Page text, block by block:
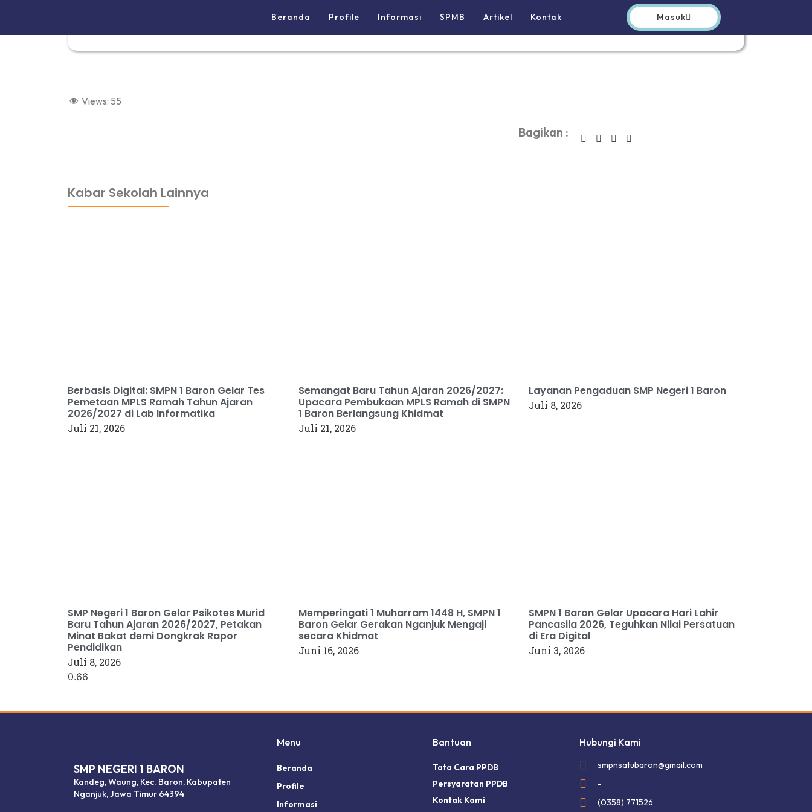
Beranda Profile Informasi SPMB Artikel Kontak Masuk
Views: 55
Bagikan :
Kabar Sekolah Lainnya
Berbasis Digital: SMPN 1 Baron Gelar Tes
Pemetaan MPLS Ramah Tahun Ajaran
2026/2027 di Lab Informatika
Juli 21, 2026
Semangat Baru Tahun Ajaran 2026/2027:
Upacara Pembukaan MPLS Ramah di SMPN
1 Baron Berlangsung Khidmat
Juli 21, 2026
Layanan Pengaduan SMP Negeri 1 Baron
Juli 8, 2026
SMP Negeri 1 Baron Gelar Psikotes Murid
Baru Tahun Ajaran 2026/2027, Petakan
Minat Bakat demi Dongkrak Rapor
Pendidikan
Juli 8, 2026
Memperingati 1 Muharram 1448 H, SMPN 1
Baron Gelar Gerakan Nganjuk Mengaji
secara Khidmat
Juni 16, 2026
SMPN 1 Baron Gelar Upacara Hari Lahir
Pancasila 2026, Teguhkan Nilai Persatuan
di Era Digital
Juni 3, 2026
SMP NEGERI 1 BARON
Kandeg, Waung, Kec. Baron, Kabupaten
Nganjuk, Jawa Timur 64394
Menu
Beranda
Profile
Informasi
Bantuan
Tata Cara PPDB
Persyaratan PPDB
Kontak Kami
Hubungi Kami
smpnsatubaron@gmail.com
-
(0358) 771526